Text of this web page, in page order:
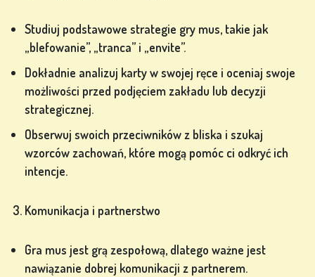
POKERA
GRY Z
AUTOMATÓW
SIĘ
Studiuj podstawowe strategie gry mus, takie jak
„blefowanie”, „tranca” i „envite”.
Dokładnie analizuj karty w swojej ręce i oceniaj swoje
możliwości przed podjęciem zakładu lub decyzji
strategicznej.
Obserwuj swoich przeciwników z bliska i szukaj
wzorców zachowań, które mogą pomóc ci odkryć ich
intencje.
Komunikacja i partnerstwo
Gra mus jest grą zespołową, dlatego ważne jest
nawiązanie dobrej komunikacji z partnerem.